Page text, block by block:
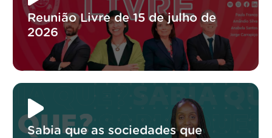
Reunião Livre de 15 de julho de
2026
Sabia que as sociedades que